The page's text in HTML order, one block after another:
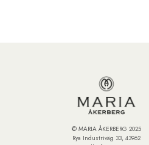
© MARIA ÅKERBERG 2025
Rya Industriväg 33, 43962